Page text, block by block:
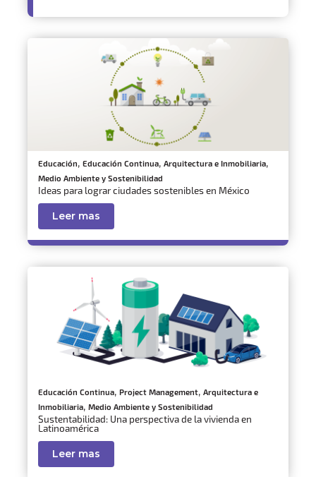
Educación, Educación Continua, Arquitectura e Inmobiliaria,
Medio Ambiente y Sostenibilidad
Ideas para lograr ciudades sostenibles en México
Leer mas
Educación Continua, Project Management, Arquitectura e
Inmobiliaria, Medio Ambiente y Sostenibilidad
Sustentabilidad: Una perspectiva de la vivienda en
Latinoamérica
Leer mas